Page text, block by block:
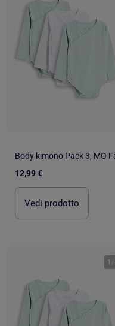
12,99 €
Vedi prodotto
1 /